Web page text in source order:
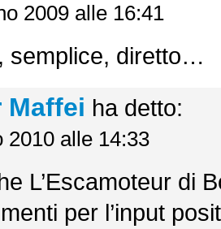
2009 alle 16:41
semplice, diretto…
Maffei ha detto:
2010 alle 14:33
L’Escamoteur di
per l’input